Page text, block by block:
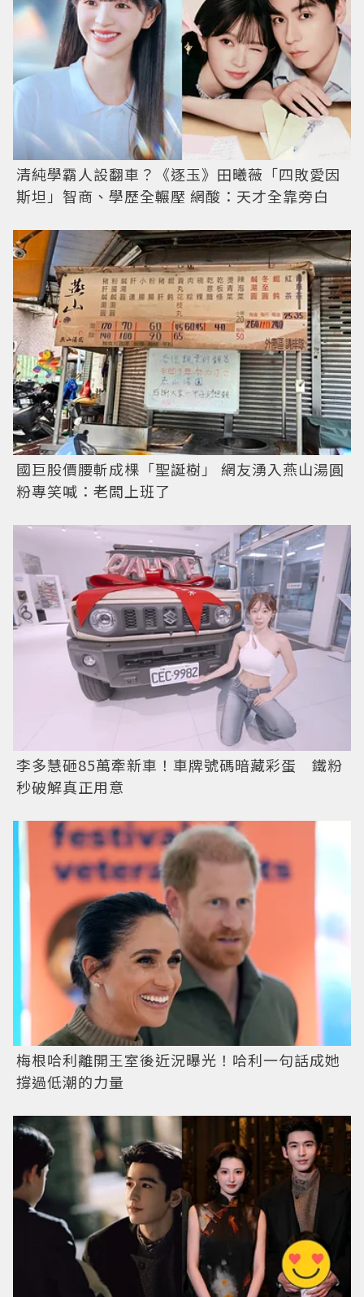
清純學霸人設翻車？《逐玉》田曦薇「四敗愛因
斯坦」智商、學歷全輾壓 網酸：天才全靠旁白
國巨股價腰斬成棵「聖誕樹」 網友湧入燕山湯圓
粉專笑喊：老闆上班了
李多慧砸85萬牽新車！車牌號碼暗藏彩蛋 鐵粉
秒破解真正用意
梅根哈利離開王室後近況曝光！哈利一句話成她
撐過低潮的力量